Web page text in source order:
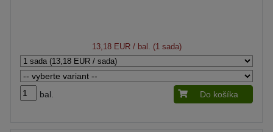
13,18 EUR/ bal. (1 sada)
bal. Do košíka